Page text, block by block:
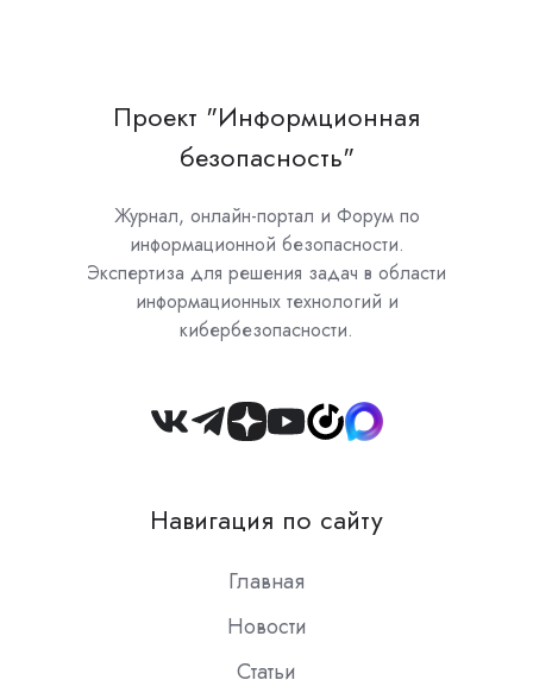
Проект "Информционная
безопасность"
Журнал, онлайн-портал и Форум по
информационной безопасности.
Экспертиза для решения задач в области
информационных технологий и
кибербезопасности.
Join
Slack
Навигация по сайту
Главная
Новости
Статьи